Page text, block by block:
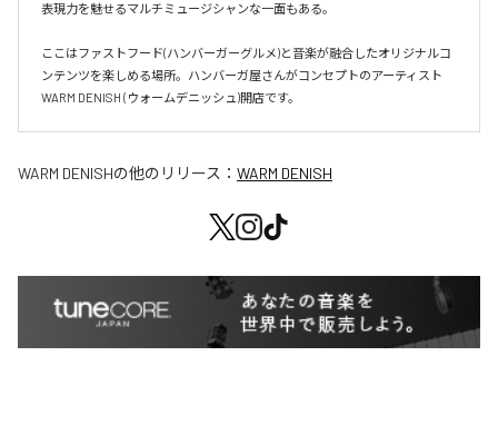
表現力を魅せるマルチミュージシャンな一面もある。
ここはファストフード(ハンバーガーグルメ)と音楽が融合したオリジナルコ
ンテンツを楽しめる場所。ハンバーガ屋さんがコンセプトのアーティスト
WARM DENISH (ウォームデニッシュ)開店です。
WARM DENISHの他のリリース： WARM DENISH